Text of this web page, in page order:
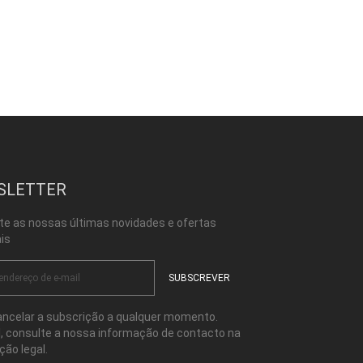
as nossas últimas novidades e ofertas
a subscrição a qualquer momento.
consulte a nossa informação de contacto na
legal.